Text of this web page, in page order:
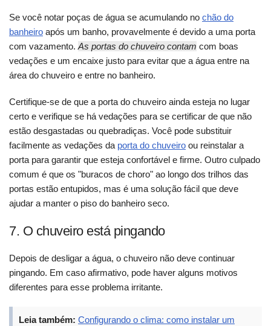
Se você notar poças de água se acumulando no chão do
banheiro após um banho, provavelmente é devido a uma porta
com vazamento. As portas do chuveiro contam com boas
vedações e um encaixe justo para evitar que a água entre na
área do chuveiro e entre no banheiro.
Certifique-se de que a porta do chuveiro ainda esteja no lugar
certo e verifique se há vedações para se certificar de que não
estão desgastadas ou quebradiças. Você pode substituir
facilmente as vedações da porta do chuveiro ou reinstalar a
porta para garantir que esteja confortável e firme. Outro culpado
comum é que os "buracos de choro" ao longo dos trilhos das
portas estão entupidos, mas é uma solução fácil que deve
ajudar a manter o piso do banheiro seco.
7. O chuveiro está pingando
Depois de desligar a água, o chuveiro não deve continuar
pingando. Em caso afirmativo, pode haver alguns motivos
diferentes para esse problema irritante.
Leia também: Configurando o clima: como instalar um